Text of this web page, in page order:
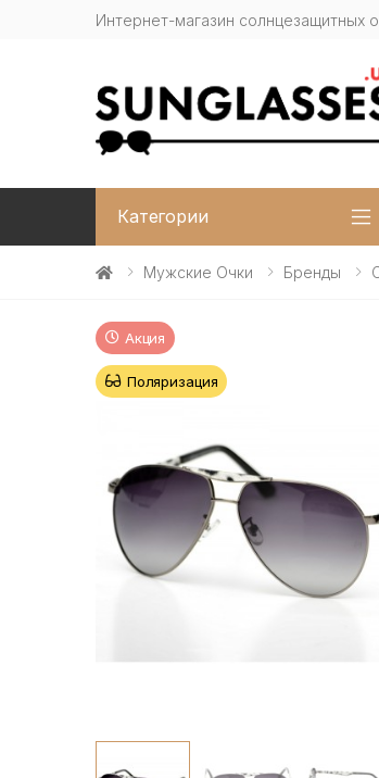
Интернет-магазин солнцезащитных
Категории
Мужские Очки Бренды
Акция
Поляризация